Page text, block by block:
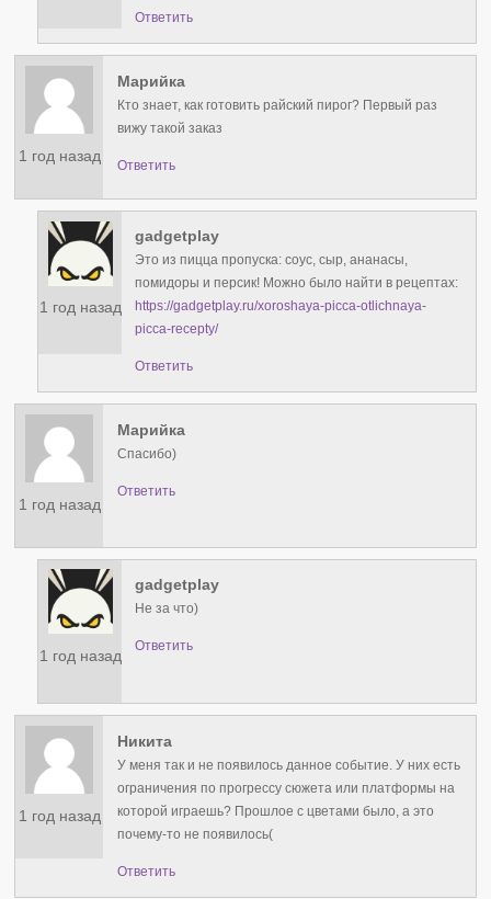
Ответить
1 год назад
Марийка
Кто знает, как готовить райский пирог? Первый раз
вижу такой заказ
Ответить
1 год назад
gadgetplay
Это из пицца пропуска: соус, сыр, ананасы,
помидоры и персик! Можно было найти в рецептах:
https://gadgetplay.ru/xoroshaya-picca-otlichnaya-
picca-recepty/
Ответить
1 год назад
Марийка
Спасибо)
Ответить
1 год назад
gadgetplay
Не за что)
Ответить
1 год назад
Никита
У меня так и не появилось данное событие. У них есть
ограничения по прогрессу сюжета или платформы на
которой играешь? Прошлое с цветами было, а это
почему-то не появилось(
Ответить